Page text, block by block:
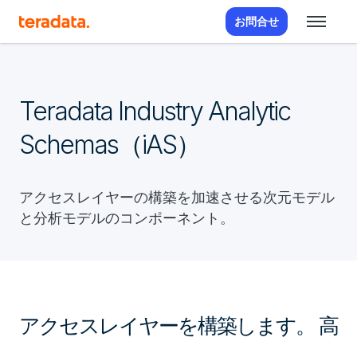
お問合せ
Teradata Industry Analytic
Schemas（iAS）
アクセスレイヤーの構築を加速させる次元モデル
と分析モデルのコンポーネント。
アクセスレイヤーを構築します。 高